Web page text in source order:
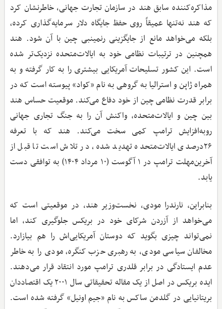
مذاکره‌کننده سابق هند در سازمان تجارت جهانی، خاطرنشان کرد
که هند نه‌تنها عمیقاً روی حفظ جایگاه دلار سرمایه‌گذاری کرده،
بلکه می‌خواهد مانع از جایگزینی رنمینبی چین با آن شود. هند
همچنین در ترتیبات نظامی خود به ایالات‌متحده نزدیک‌تر شده
است. این کشور تسلیحات آمریکایی بیشتری را به کار گرفته و به
همراه ژاپن و استرالیا به گروهی به نام «کواد» پیوسته است که در
برابر قدرت نظامی چین از خود دفاع می‌کند. موقعیت حساس هند
بین چین و ایالات‌متحده، واکنش آن را به جنگ تجاری جهانی
روبه‌افزایش ترامپ کمی سخت می‌کند. هند که با تعرفه
۲۶درصدی ایالات‌متحده تهدید شده، در تلاش است تا قبل از
آخرین‌مهلت ترامپ در ۱ آگوست (۱۰ مرداد ۱۴۰۴) به توافقی دست
یابد.
بنابراین، نارندرا مودی، نخست‌وزیر هند، در موقعیتی است که
می‌خواهد از آزردن شرکای خود در بریکس جلوگیری کند، اما
نمی‌تواند چیزی بگوید که دوستان آمریکایی‌اش را هم بیازارد.
مخالفان سیاسی مودی، به رهبری حزب کنگره، مودی را به خاطر
عدم ایستادگی در برابر قلدری ترامپ مورد انتقاد قرار می‌دهند.
ایده بریکس در اصل از یک مقاله تحقیقاتی سال ۲۰۰۱ یک اقتصاددان
بریتانیایی در گلدمن ساکس به نام «جیم اونیل» گرفته شده است.